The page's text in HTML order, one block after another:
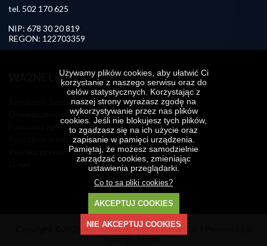
tel. 502 170 625
NIP: 678 30 20 819
REGON: 122703359
WAŻNE LINKI
Regulamin Sklepu
Oświadczenie o odstąpieniu od umowy
Formularz zgłoszenia reklamacji
Pouczenie o odstąpieniu od umowy
Polityka prywatności
AntserwisAll Rights Reserved. | Powered by:
Używamy plików cookies, aby ułatwić Ci
korzystanie z naszego serwisu oraz do
celów statystycznych. Korzystając z
naszej strony wyrażasz zgodę na
wykorzystywanie przez nas plików
cookies. Jeśli nie blokujesz tych plików,
to zgadzasz się na ich użycie oraz
zapisanie w pamięci urządzenia.
Pamiętaj, że możesz samodzielnie
zarządzać cookies, zmieniając
ustawienia przeglądarki.
Co to są pliki cookies?
AKCEPTUJ COOKIES
NIE AKCEPTUJ COOKIES